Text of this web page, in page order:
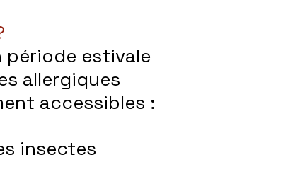
estivale
allergiques
accessibles :
insectes